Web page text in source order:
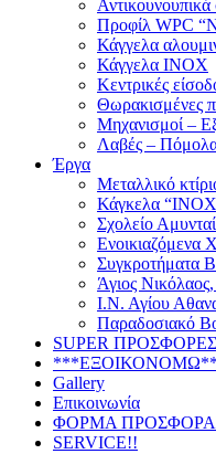
Προφίλ WPC
Κάγγελα
Κάγγελα INOX
Κεντρικές
Θωρακισμένες
Μηχανισμοί –
Λαβές –
Έργα
Μεταλλικό
Κάγκελα
Σχολείο
Ενοικιαζόμενα
Συγκροτήματα
Άγιος
Ι.Ν. Αγίου
Παραδοσιακό
SUPER ΠΡΟΣΦΟΡΕΣ
Gallery
Επικοινωνία
ΦΟΡΜΑ
SERVICE!!